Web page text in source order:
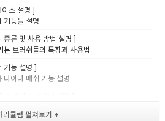
스 설명 ]
기능들 설명
종류 및 사용 방법 설명 ]
본 브러쉬들의 특징과 사용법
기능 설명 ]
다이나 메쉬 기능 설명